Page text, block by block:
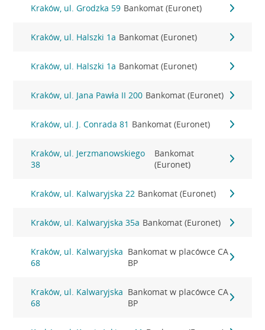
Kraków, ul. Grodzka 59 Bankomat (Euronet)
Kraków, ul. Halszki 1a Bankomat (Euronet)
Kraków, ul. Halszki 1a Bankomat (Euronet)
Kraków, ul. Jana Pawła II 200 Bankomat (Euronet)
Kraków, ul. J. Conrada 81 Bankomat (Euronet)
Kraków, ul. Jerzmanowskiego
38
Bankomat
(Euronet)
Kraków, ul. Kalwaryjska 22 Bankomat (Euronet)
Kraków, ul. Kalwaryjska 35a Bankomat (Euronet)
Kraków, ul. Kalwaryjska
68
Bankomat w placówce CA
BP
Kraków, ul. Kalwaryjska
68
Bankomat w placówce CA
BP